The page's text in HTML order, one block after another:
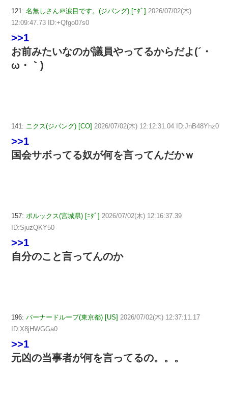
121: 名無しさん＠涙目です。(ジパング) [ﾆﾀﾞ] 2026/07/02(木)
12:09:47.73 ID:+Qfgo07s0
>>1
お前みたいなのが議員やってるからだよ(´・
ω・｀)
141: ニクス(ジパング) [CO] 2026/07/02(木) 12:12:31.04 ID:JnB48Yhz0
>>1
国会サボってる奴が何を言ってんだかｗ
157: ポルックス(宮城県) [ﾆﾀﾞ] 2026/07/02(木) 12:16:37.39
ID:SjuzQKY50
>>1
自分のこと言ってんのか
196: バーナードループ(東京都) [US] 2026/07/02(木) 12:37:11.17
ID:X8jHWGGa0
>>1
元凶の当事者が何を言ってるの。。。